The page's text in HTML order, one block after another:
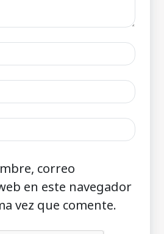
correo
en este navegador
vez que comente.